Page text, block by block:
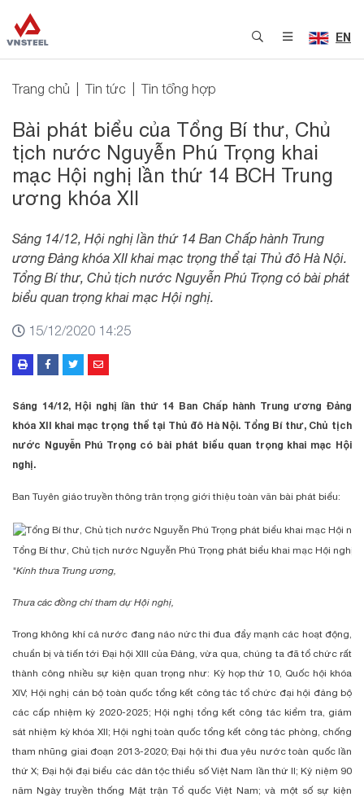
EN
Trang chủ Tin tức Tin tổng hợp
Bài phát biểu của Tổng Bí thư, Chủ
tịch nước Nguyễn Phú Trọng khai
mạc Hội nghị lần thứ 14 BCH Trung
ương khóa XII
Sáng 14/12, Hội nghị lần thứ 14 Ban Chấp hành Trung
ương Đảng khóa XII khai mạc trọng thể tại Thủ đô Hà Nội.
Tổng Bí thư, Chủ tịch nước Nguyễn Phú Trọng có bài phát
biểu quan trọng khai mạc Hội nghị.
15/12/2020 14:25
Sáng 14/12, Hội nghị lần thứ 14 Ban Chấp hành Trung ương Đảng
khóa XII khai mạc trọng thể tại Thủ đô Hà Nội. Tổng Bí thư, Chủ tịch
nước Nguyễn Phú Trọng có bài phát biểu quan trọng khai mạc Hội
nghị.
Ban Tuyên giáo truyền thông trân trọng giới thiệu toàn văn bài phát biểu:
Tổng Bí thư, Chủ tịch nước Nguyễn Phú Trọng phát biểu khai mạc Hội nghị.
"Kính thưa Trung ương,
Thưa các đồng chí tham dự Hội nghị,
Trong không khí cả nước đang náo nức thi đua đẩy mạnh các hoạt động,
chuẩn bị và tiến tới Đại hội XIII của Đảng, vừa qua, chúng ta đã tổ chức rất
thành công nhiều sự kiện quan trọng như: Kỳ họp thứ 10, Quốc hội khóa
XIV; Hội nghị cán bộ toàn quốc tổng kết công tác tổ chức đại hội đảng bộ
các cấp nhiệm kỳ 2020-2025; Hội nghị tổng kết công tác kiểm tra, giám
sát nhiệm kỳ khóa XII; Hội nghị toàn quốc tổng kết công tác phòng, chống
tham nhũng giai đoạn 2013-2020; Đại hội thi đua yêu nước toàn quốc lần
thứ X; Đại hội đại biểu các dân tộc thiểu số Việt Nam lần thứ II; Kỷ niệm 90
năm Ngày truyền thống Mặt trận Tổ quốc Việt Nam; và một số sự kiện